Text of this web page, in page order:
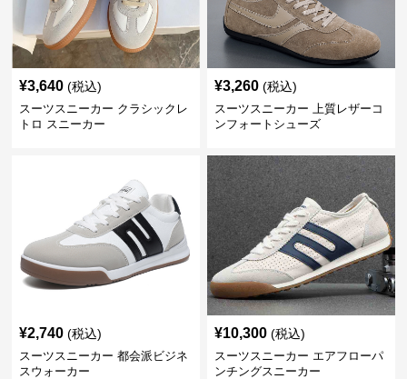
¥3,640 (税込)
スーツスニーカー クラシックレ
トロ スニーカー
¥3,260 (税込)
スーツスニーカー 上質レザーコ
ンフォートシューズ
¥2,740 (税込)
スーツスニーカー 都会派ビジネ
スウォーカー
¥10,300 (税込)
スーツスニーカー エアフローパ
ンチングスニーカー